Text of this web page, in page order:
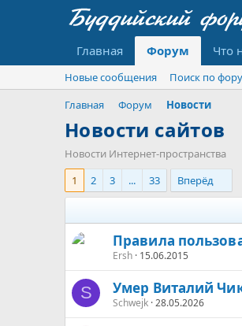
Главная Форум Что
Новые сообщения
Поиск по
Главная
Форум Новости
Новости сайтов
Новости Интернет-пространства
1
2 3 ... 33 Вперёд
Правила
Ersh 15.06.2015
S Умер Виталий
Schwejk 28.05.2026